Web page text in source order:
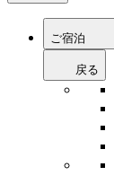
ご宿泊
戻る